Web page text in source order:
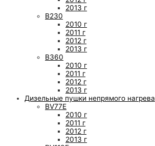
2013 г
B230
2010 г
2011 г
2012 г
2013 г
B360
2010 г
2011 г
2012 г
2013 г
Дизельные пушки непрямого нагрева
BV77E
2010 г
2011 г
2012 г
2013 г